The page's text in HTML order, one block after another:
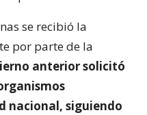
se recibió la
por parte de la
anterior solicitó
nacional, siguiendo